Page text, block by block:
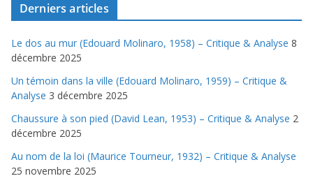
Derniers articles
Le dos au mur (Edouard Molinaro, 1958) – Critique & Analyse 8
décembre 2025
Un témoin dans la ville (Edouard Molinaro, 1959) – Critique &
Analyse 3 décembre 2025
Chaussure à son pied (David Lean, 1953) – Critique & Analyse 2
décembre 2025
Au nom de la loi (Maurice Tourneur, 1932) – Critique & Analyse
25 novembre 2025